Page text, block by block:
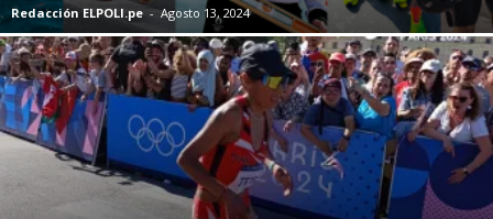
Redacción ELPOLI.pe - Agosto 13, 2024